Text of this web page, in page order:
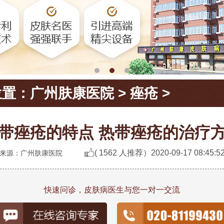
： 广州肤康医院> 痤疮 >
痤疮的特点 热带痤疮的治疗
源：广州肤康医院 ( 1562 人推荐） 2020-09-17
快速问诊，皮肤病医生与您一对一交流